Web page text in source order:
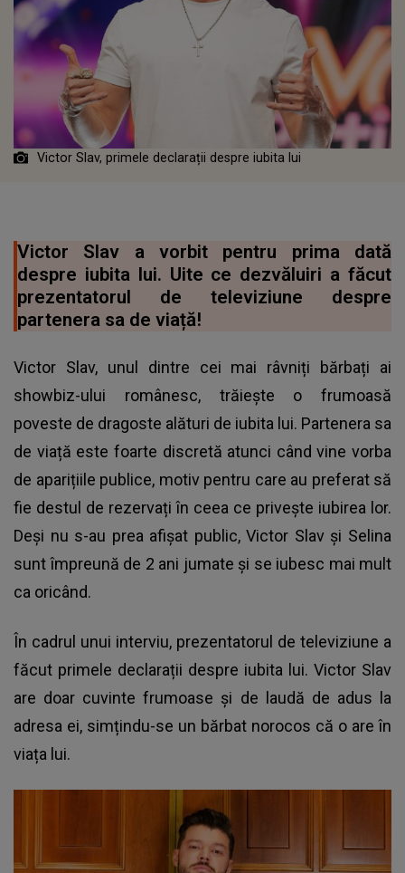
Victor Slav, primele declarații despre iubita lui
Victor Slav a vorbit pentru prima dată
despre iubita lui. Uite ce dezvăluiri a făcut
prezentatorul de televiziune despre
partenera sa de viață!
Victor Slav, unul dintre cei mai râvniți bărbați ai
showbiz-ului românesc, trăiește o frumoasă
poveste de dragoste alături de iubita lui. Partenera sa
de viață este foarte discretă atunci când vine vorba
de aparițiile publice, motiv pentru care au preferat să
fie destul de rezervați în ceea ce privește iubirea lor.
Deși nu s-au prea afișat public, Victor Slav și Selina
sunt împreună de 2 ani jumate și se iubesc mai mult
ca oricând.
În cadrul unui interviu, prezentatorul de televiziune a
făcut primele declarații despre iubita lui. Victor Slav
are doar cuvinte frumoase și de laudă de adus la
adresa ei, simțindu-se un bărbat norocos că o are în
viața lui.